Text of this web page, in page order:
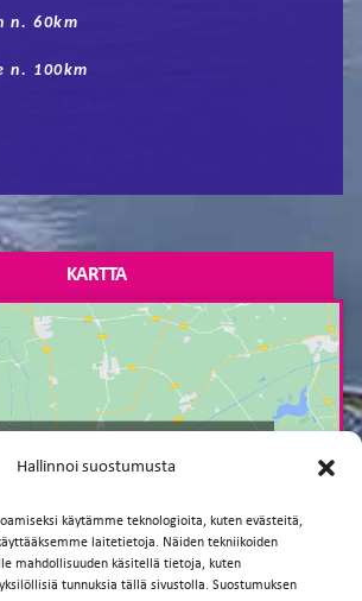
Hallinnoi suostumusta
käytämme teknologioita, kuten evästeitä,
laitetietoja. Näiden tekniikoiden
mahdollisuuden käsitellä tietoja, kuten
tunnuksia tällä sivustolla. Suostumuksen
n. 60km
n. 100km
KARTTA
ja ottaaksesi tämän